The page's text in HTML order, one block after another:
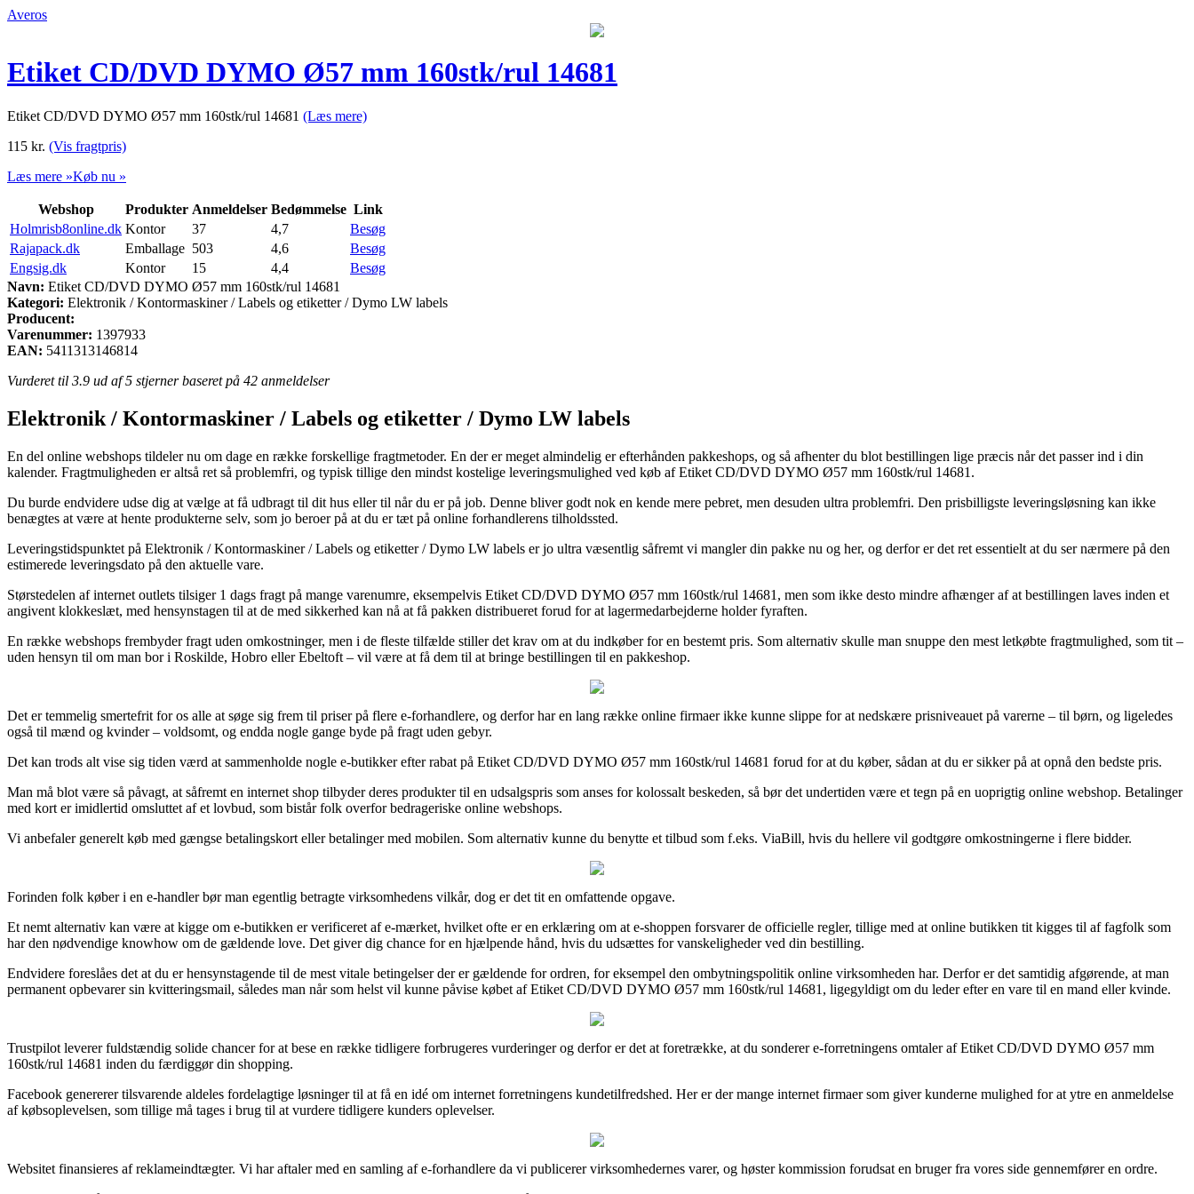
Averos
Etiket CD/DVD DYMO Ø57 mm 160stk/rul 14681
Etiket CD/DVD DYMO Ø57 mm 160stk/rul 14681 (Læs mere)
115 kr. (Vis fragtpris)
Læs mere »Køb nu »
Webshop Produkter Anmeldelser Bedømmelse Link
Holmrisb8online.dk Kontor 37 4,7
Besøg
Rajapack.dk
Emballage 503 4,6
Besøg
Engsig.dk
Kontor 15 4,4
Besøg
Navn: Etiket CD/DVD DYMO Ø57 mm 160stk/rul 14681
Kategori: Elektronik / Kontormaskiner / Labels og etiketter / Dymo LW labels
Producent:
Varenummer: 1397933
EAN: 5411313146814
Vurderet til 3.9 ud af 5 stjerner baseret på 42 anmeldelser
Elektronik / Kontormaskiner / Labels og etiketter / Dymo LW labels
En del online webshops tildeler nu om dage en række forskellige fragtmetoder. En der er meget almindelig er efterhånden pakkeshops, og så afhenter du blot bestillingen lige præcis når det passer ind i din
kalender. Fragtmuligheden er altså ret så problemfri, og typisk tillige den mindst kostelige leveringsmulighed ved køb af Etiket CD/DVD DYMO Ø57 mm 160stk/rul 14681.
Du burde endvidere udse dig at vælge at få udbragt til dit hus eller til når du er på job. Denne bliver godt nok en kende mere pebret, men desuden ultra problemfri. Den prisbilligste leveringsløsning kan ikke
benægtes at være at hente produkterne selv, som jo beroer på at du er tæt på online forhandlerens tilholdssted.
Leveringstidspunktet på Elektronik / Kontormaskiner / Labels og etiketter / Dymo LW labels er jo ultra væsentlig såfremt vi mangler din pakke nu og her, og derfor er det ret essentielt at du ser nærmere på den
estimerede leveringsdato på den aktuelle vare.
Størstedelen af internet outlets tilsiger 1 dags fragt på mange varenumre, eksempelvis Etiket CD/DVD DYMO Ø57 mm 160stk/rul 14681, men som ikke desto mindre afhænger af at bestillingen laves inden et
angivent klokkeslæt, med hensynstagen til at de med sikkerhed kan nå at få pakken distribueret forud for at lagermedarbejderne holder fyraften.
En række webshops frembyder fragt uden omkostninger, men i de fleste tilfælde stiller det krav om at du indkøber for en bestemt pris. Som alternativ skulle man snuppe den mest letkøbte fragtmulighed, som tit –
uden hensyn til om man bor i Roskilde, Hobro eller Ebeltoft – vil være at få dem til at bringe bestillingen til en pakkeshop.
Det er temmelig smertefrit for os alle at søge sig frem til priser på flere e-forhandlere, og derfor har en lang række online firmaer ikke kunne slippe for at nedskære prisniveauet på varerne – til børn, og ligeledes
også til mænd og kvinder – voldsomt, og endda nogle gange byde på fragt uden gebyr.
Det kan trods alt vise sig tiden værd at sammenholde nogle e-butikker efter rabat på Etiket CD/DVD DYMO Ø57 mm 160stk/rul 14681 forud for at du køber, sådan at du er sikker på at opnå den bedste pris.
Man må blot være så påvagt, at såfremt en internet shop tilbyder deres produkter til en udsalgspris som anses for kolossalt beskeden, så bør det undertiden være et tegn på en uoprigtig online webshop. Betalinger
med kort er imidlertid omsluttet af et lovbud, som bistår folk overfor bedrageriske online webshops.
Vi anbefaler generelt køb med gængse betalingskort eller betalinger med mobilen. Som alternativ kunne du benytte et tilbud som f.eks. ViaBill, hvis du hellere vil godtgøre omkostningerne i flere bidder.
Forinden folk køber i en e-handler bør man egentlig betragte virksomhedens vilkår, dog er det tit en omfattende opgave.
Et nemt alternativ kan være at kigge om e-butikken er verificeret af e-mærket, hvilket ofte er en erklæring om at e-shoppen forsvarer de officielle regler, tillige med at online butikken tit kigges til af fagfolk som
har den nødvendige knowhow om de gældende love. Det giver dig chance for en hjælpende hånd, hvis du udsættes for vanskeligheder ved din bestilling.
Endvidere foreslåes det at du er hensynstagende til de mest vitale betingelser der er gældende for ordren, for eksempel den ombytningspolitik online virksomheden har. Derfor er det samtidig afgørende, at man
permanent opbevarer sin kvitteringsmail, således man når som helst vil kunne påvise købet af Etiket CD/DVD DYMO Ø57 mm 160stk/rul 14681, ligegyldigt om du leder efter en vare til en mand eller kvinde.
Trustpilot leverer fuldstændig solide chancer for at bese en række tidligere forbrugeres vurderinger og derfor er det at foretrække, at du sonderer e-forretningens omtaler af Etiket CD/DVD DYMO Ø57 mm
160stk/rul 14681 inden du færdiggør din shopping.
Facebook genererer tilsvarende aldeles fordelagtige løsninger til at få en idé om internet forretningens kundetilfredshed. Her er der mange internet firmaer som giver kunderne mulighed for at ytre en anmeldelse
af købsoplevelsen, som tillige må tages i brug til at vurdere tidligere kunders oplevelser.
Websitet finansieres af reklameindtægter. Vi har aftaler med en samling af e-forhandlere da vi publicerer virksomhedernes varer, og høster kommission forudsat en bruger fra vores side gennemfører en ordre.